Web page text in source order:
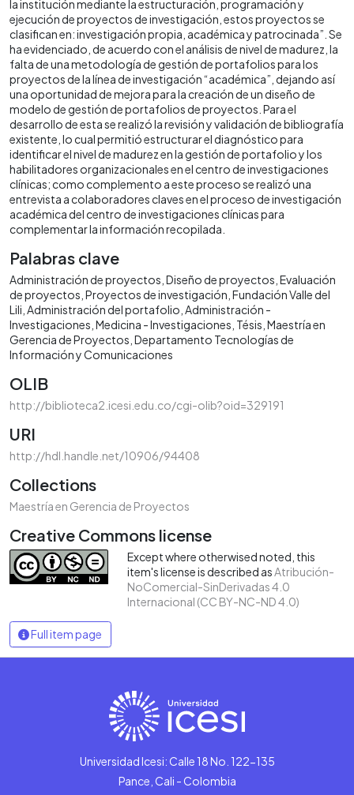
la institución mediante la estructuración, programación y
ejecución de proyectos de investigación, estos proyectos se
clasifican en: investigación propia, académica y patrocinada”. Se
ha evidenciado, de acuerdo con el análisis de nivel de madurez, la
falta de una metodología de gestión de portafolios para los
proyectos de la línea de investigación “académica”, dejando así
una oportunidad de mejora para la creación de un diseño de
modelo de gestión de portafolios de proyectos. Para el
desarrollo de esta se realizó la revisión y validación de bibliografía
existente, lo cual permitió estructurar el diagnóstico para
identificar el nivel de madurez en la gestión de portafolio y los
habilitadores organizacionales en el centro de investigaciones
clínicas; como complemento a este proceso se realizó una
entrevista a colaboradores claves en el proceso de investigación
académica del centro de investigaciones clínicas para
complementar la información recopilada.
Palabras clave
Administración de proyectos Diseño de proyectos Evaluación
de proyectos Proyectos de investigación Fundación Valle del
Lili Administración del portafolio Administración -
Investigaciones Medicina - Investigaciones Tésis Maestría en
Gerencia de Proyectos Departamento Tecnologías de
Información y Comunicaciones
OLIB
http://biblioteca2.icesi.edu.co/cgi-olib?oid=329191
URI
http://hdl.handle.net/10906/94408
Collections
Maestría en Gerencia de Proyectos
Creative Commons license
Except where otherwised noted, this
item's license is described asAtribución-
NoComercial-SinDerivadas 4.0
Internacional (CC BY-NC-ND 4.0)
Full item page
Universidad Icesi: Calle 18 No. 122-135
Pance, Cali - Colombia